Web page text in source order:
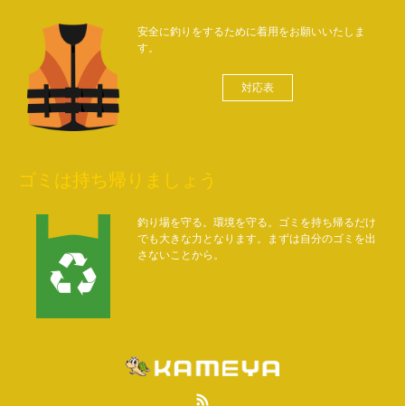
安全に釣りをするために着用をお願いいたしま
す。
対応表
ゴミは持ち帰りましょう
釣り場を守る。環境を守る。ゴミを持ち帰るだけ
でも大きな力となります。まずは自分のゴミを出
さないことから。